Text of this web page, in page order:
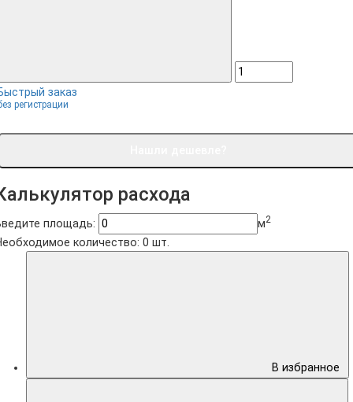
заказ
регистрации
расхода
площадь: м2
количество: 0 шт.
В избранное